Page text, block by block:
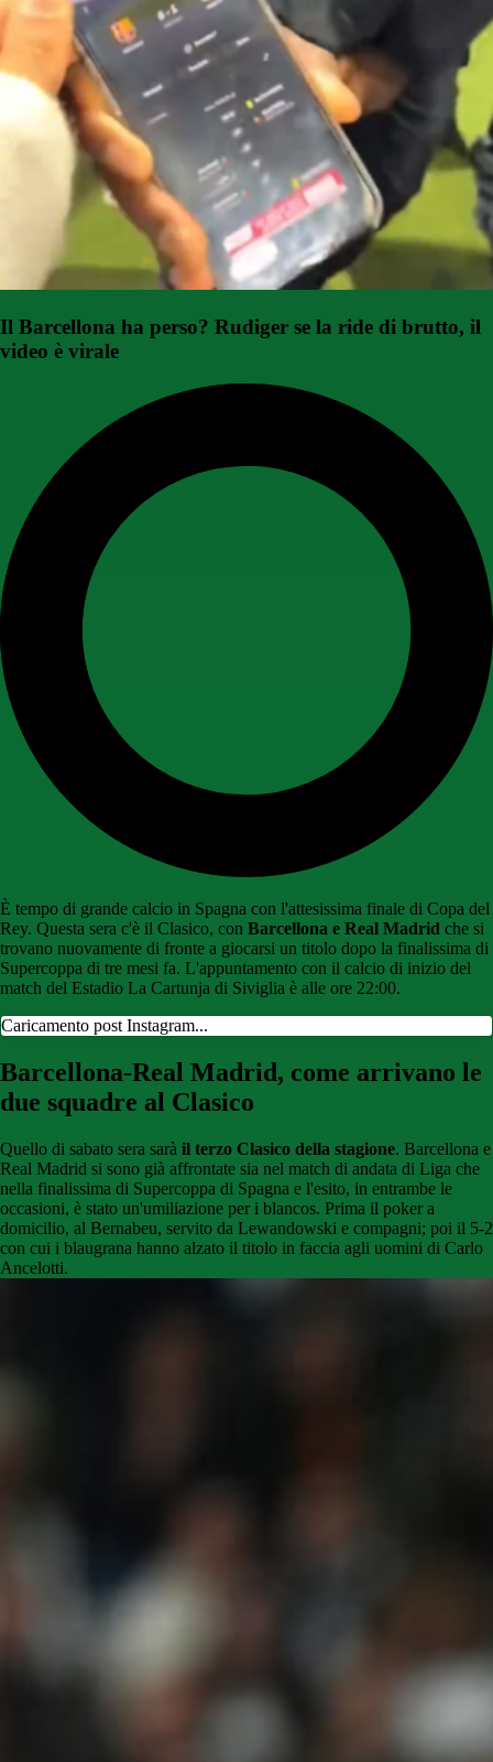
Il Barcellona ha perso? Rudiger se la ride di brutto, il
video è virale
È tempo di grande calcio in Spagna con l'attesissima finale di Copa del
Rey. Questa sera c'è il Clasico, con Barcellona e Real Madrid che si
trovano nuovamente di fronte a giocarsi un titolo dopo la finalissima di
Supercoppa di tre mesi fa. L'appuntamento con il calcio di inizio del
match del Estadio La Cartunja di Siviglia è alle ore 22:00.
Caricamento post Instagram...
Barcellona-Real Madrid, come arrivano le
due squadre al Clasico
Quello di sabato sera sarà il terzo Clasico della stagione. Barcellona e
Real Madrid si sono già affrontate sia nel match di andata di Liga che
nella finalissima di Supercoppa di Spagna e l'esito, in entrambe le
occasioni, è stato un'umiliazione per i blancos. Prima il poker a
domicilio, al Bernabeu, servito da Lewandowski e compagni; poi il 5-2
con cui i blaugrana hanno alzato il titolo in faccia agli uomini di Carlo
Ancelotti.